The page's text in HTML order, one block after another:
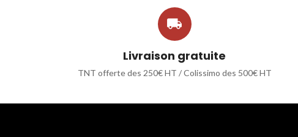

Livraison gratuite
TNT offerte des 250€ HT / Colissimo des 500€ HT